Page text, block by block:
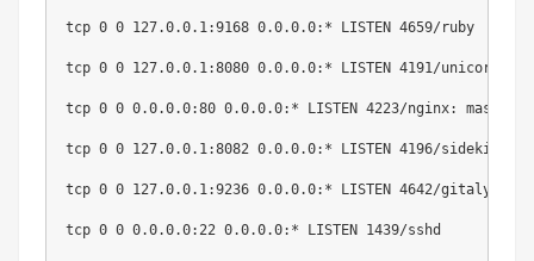
tcp 0 0 127.0.0.1:9168 0.0.0.0:* LISTEN 4659/ruby
tcp 0 0 127.0.0.1:8080 0.0.0.0:* LISTEN 4191/unicorn
tcp 0 0 0.0.0.0:80 0.0.0.0:* LISTEN 4223/nginx: master
tcp 0 0 127.0.0.1:8082 0.0.0.0:* LISTEN 4196/sidekiq
tcp 0 0 127.0.0.1:9236 0.0.0.0:* LISTEN 4642/gitaly
tcp 0 0 0.0.0.0:22 0.0.0.0:* LISTEN 1439/sshd